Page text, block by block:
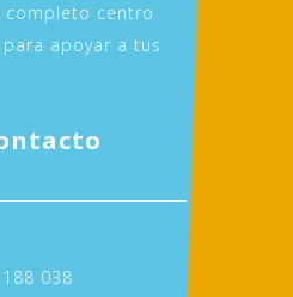
completo centro
apoyar a tus
038